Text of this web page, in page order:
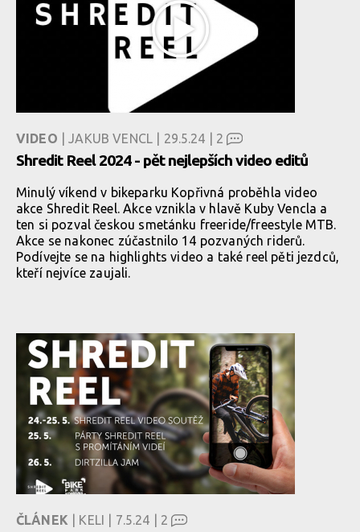
VIDEO | JAKUB VENCL | 29.5.24 | 2
Shredit Reel 2024 - pět nejlepších video editů
Minulý víkend v bikeparku Kopřivná proběhla video
akce Shredit Reel. Akce vznikla v hlavě Kuby Vencla a
ten si pozval českou smetánku freeride/freestyle MTB.
Akce se nakonec zúčastnilo 14 pozvaných riderů.
Podívejte se na highlights video a také reel pěti jezdců,
kteří nejvíce zaujali.
ČLÁNEK | KELI | 7.5.24 | 2